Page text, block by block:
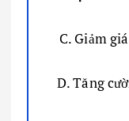
C. Giảm
D. Tăng